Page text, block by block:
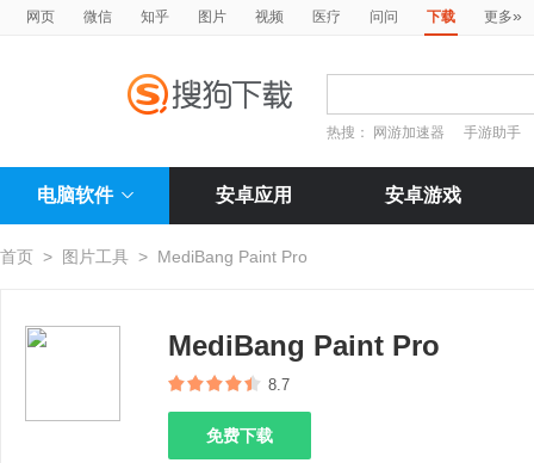
网页 微信 知乎 图片 视频 医疗 问问 下载 更多»
热搜： 网游加速器 手游助手
电脑软件 安卓应用 安卓游戏
首页 > 图片工具 > MediBang Paint Pro
MediBang Paint Pro
8.7
免费下载